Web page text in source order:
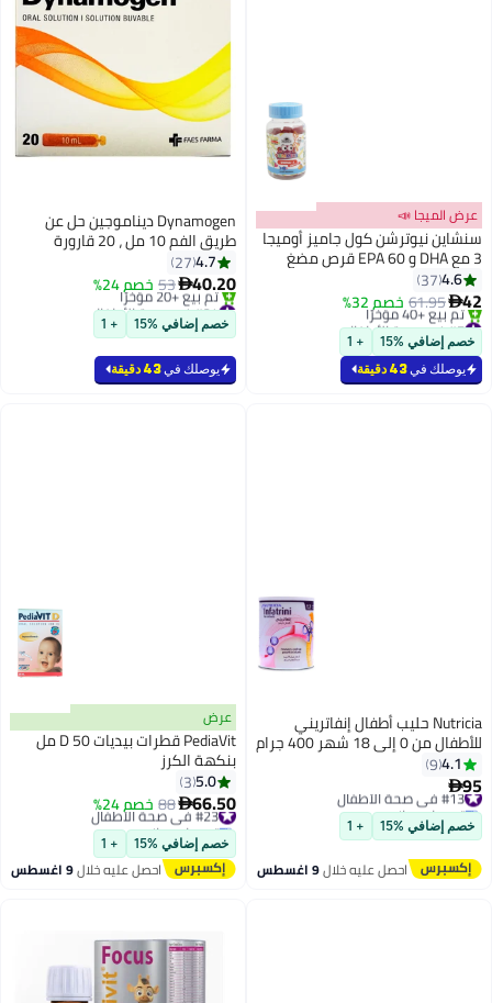
عرض الميجا 📣
سنشاين نيوترشن كول جاميز أوميجا
3 مع DHA و EPA 60 قرص مضغ
4.6
37
42
61.95خصم 32%
#7 في صحة الأطفال
أقل سعر في 7 يوم
بتخلّص بسرعة
تم بيع +40 مؤخرًا
#7 في صحة الأطفال
خصم إضافي %15 + 1
يوصلك في43 دقيقة
Dynamogen ديناموجين حل عن
طريق الفم 10 مل ، 20 قارورة
4.7
27
40.20
53 خصم 24%
#24 في صحة الأطفال
أقل سعر في 30 يوم
بتخلّص بسرعة
تم بيع +20 مؤخرًا
#24 في صحة الأطفال
خصم إضافي %15 + 1
يوصلك في43 دقيقة
Nutricia حليب أطفال إنفاتريني
للأطفال من 0 إلى 18 شهر 400 جرام
4.1
9
95#13 في صحة الأطفال
توصيل مجاني
تم بيع +40 مؤخرًا
#13 في صحة الأطفال
خصم إضافي %15 + 1
احصل عليه خلال9 اغسطس
عرض
PediaVit قطرات بيديات D 50 مل
بنكهة الكرز
5.0
3
66.50
88 خصم 24% #23 في صحة الأطفال
توصيل مجاني
تم بيع +10 مؤخرًا
#23 في صحة الأطفال
خصم إضافي %15 + 1
احصل عليه خلال9 اغسطس